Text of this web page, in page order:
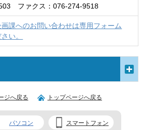
ファクス：076-274-9518
課へのお問い合わせは専用フォーム
い。
ジへ戻る トップページへ戻る
パソコン スマートフォン